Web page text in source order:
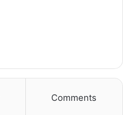
Comments